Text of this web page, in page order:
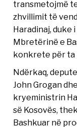
transmetojmë
zhvillimit të
Haradinaj,
Mbretërinë e
konkrete për ta
Ndërkaq,
John Grogan
kryeministrin
së Kosovës,
Bashkuar në